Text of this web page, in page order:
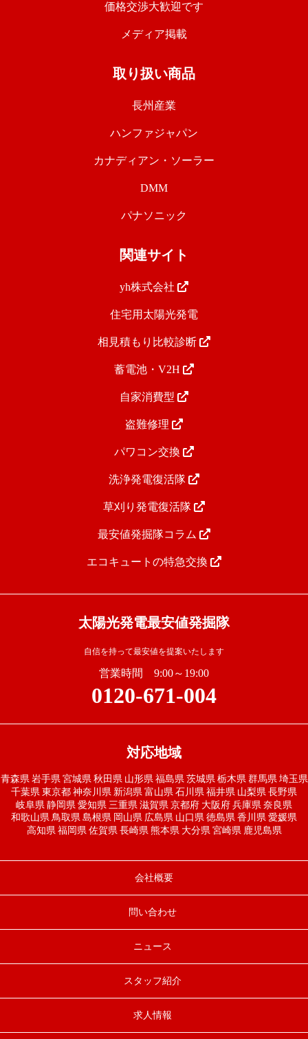
価格交渉大歓迎です
メディア掲載
取り扱い商品
長州産業
ハンファジャパン
カナディアン・ソーラー
DMM
パナソニック
関連サイト
yh株式会社
住宅用太陽光発電
相見積もり比較診断
蓄電池・V2H
自家消費型
盗難修理
パワコン交換
洗浄発電復活隊
草刈り発電復活隊
最安値発掘隊コラム
エコキュートの特急交換
太陽光発電最安値発掘隊
自信を持って最安値を提案いたします
営業時間 9:00～19:00
0120-671-004
対応地域
青森県 岩手県 宮城県 秋田県 山形県 福島県 茨城県 栃木県 群馬県 埼玉県
千葉県 東京都 神奈川県 新潟県 富山県 石川県 福井県 山梨県 長野県
岐阜県 静岡県 愛知県 三重県 滋賀県 京都府 大阪府 兵庫県 奈良県
和歌山県 鳥取県 島根県 岡山県 広島県 山口県 徳島県 香川県 愛媛県
高知県 福岡県 佐賀県 長崎県 熊本県 大分県 宮崎県 鹿児島県
会社概要
問い合わせ
ニュース
スタッフ紹介
求人情報